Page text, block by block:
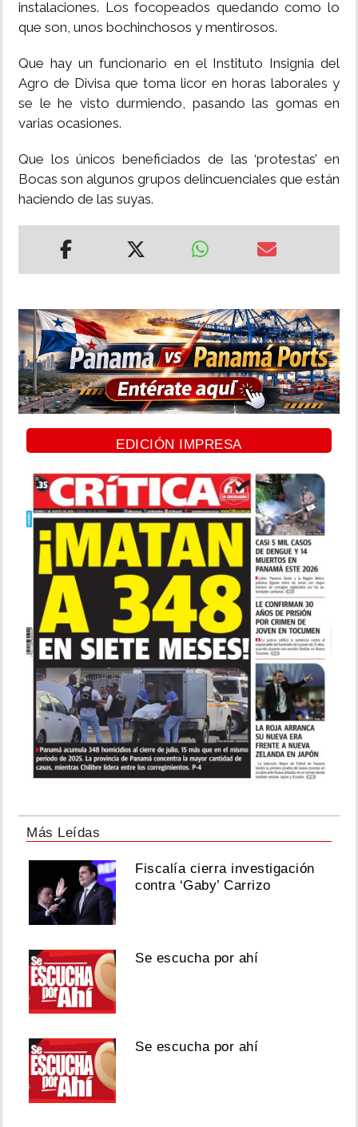
instalaciones. Los focopeados quedando como lo
que son, unos bochinchosos y mentirosos.
Que hay un funcionario en el Instituto Insignia del
Agro de Divisa que toma licor en horas laborales y
se le he visto durmiendo, pasando las gomas en
varias ocasiones.
Que los únicos beneficiados de las ‘protestas’ en
Bocas son algunos grupos delincuenciales que están
haciendo de las suyas.
EDICIÓN IMPRESA
Más Leídas
Fiscalía cierra investigación
contra ‘Gaby’ Carrizo
Se escucha por ahí
Se escucha por ahí